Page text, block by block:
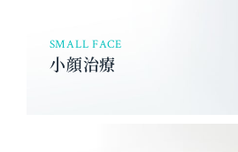
SMALL FACE
小顔治療